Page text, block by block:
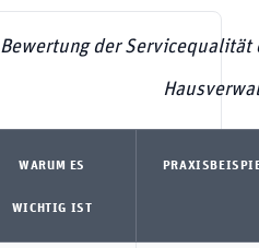
der Servicequalität
WARUM ES
WICHTIG IST